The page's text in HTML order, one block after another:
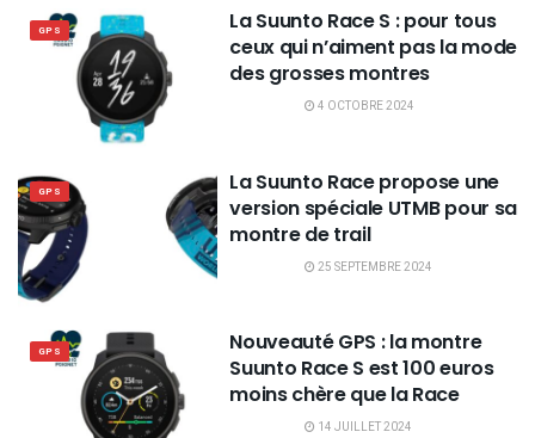
GPS
La Suunto Race S : pour tous
ceux qui n’aiment pas la mode
des grosses montres
4 OCTOBRE 2024
GPS
La Suunto Race propose une
version spéciale UTMB pour sa
montre de trail
25 SEPTEMBRE 2024
GPS
Nouveauté GPS : la montre
Suunto Race S est 100 euros
moins chère que la Race
14 JUILLET 2024